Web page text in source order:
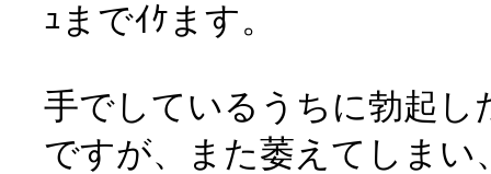
ｭまでｲｹます。
手でしているうちに勃起
ですが、また萎えてしま